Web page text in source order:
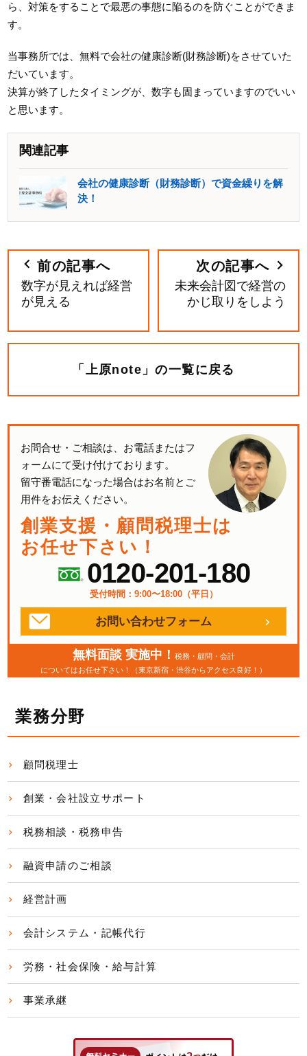
ら、対策をすることで最悪の事態に陥るのを防ぐことができま
す。
当事務所では、無料で会社の健康診断(財務診断)をさせていた
だいています。
決算が終了したタイミングが、数字も固まっていますのでいい
と思います。
関連記事
会社の健康診断（財務診断）で資金繰りを解
決！
前の記事へ
数字が見えれば経営
が見える
次の記事へ
未来会計図で経営の
かじ取りをしよう
「上原note」の一覧に戻る
お問合せ・ご相談は、お電話またはフ
ォームにて受け付けております。
留守番電話になった場合はお名前とご
用件をお伝えください。
創業支援・顧問税理士は
お任せ下さい！
0120-201-180
受付時間：9:00〜18:00（平日）
お問い合わせフォーム
無料面談 実施中！ 税務・顧問・会計
についてはお任せ下さい！（東京新宿・渋谷からアクセス良好！）
業務分野
顧問税理士
創業・会社設立サポート
税務相談・税務申告
融資申請のご相談
経営計画
会計システム・記帳代行
労務・社会保険・給与計算
事業承継